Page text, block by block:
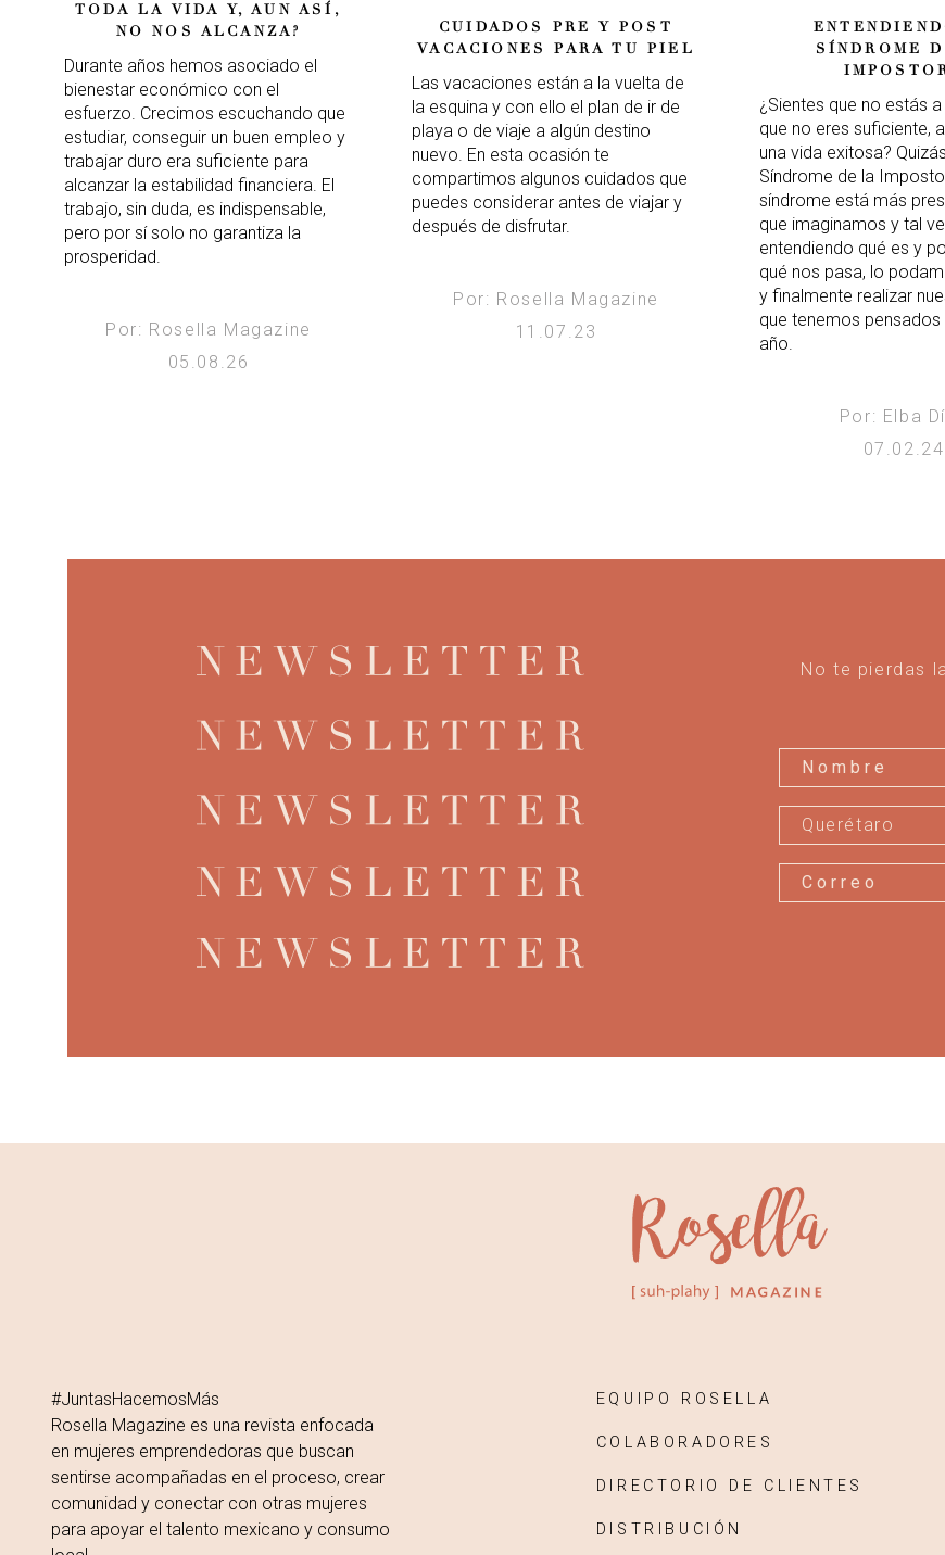
TODA LA VIDA Y, AUN ASÍ,
NO NOS ALCANZA?
Durante años hemos asociado el
bienestar económico con el
esfuerzo. Crecimos escuchando que
estudiar, conseguir un buen empleo y
trabajar duro era suficiente para
alcanzar la estabilidad financiera. El
trabajo, sin duda, es indispensable,
pero por sí solo no garantiza la
prosperidad.
Por: Rosella Magazine
05.08.26
CUIDADOS PRE Y POST
VACACIONES PARA TU PIEL
Las vacaciones están a la vuelta de
la esquina y con ello el plan de ir de
playa o de viaje a algún destino
nuevo. En esta ocasión te
compartimos algunos cuidados que
puedes considerar antes de viajar y
después de disfrutar.
Por: Rosella Magazine
11.07.23
SÍNDROME
¿Sientes que no estás
que no eres suficiente,
una vida exitosa?
Síndrome de la
síndrome está más
que imaginamos y tal
entendiendo qué es y
qué nos pasa, lo
y finalmente realizar
que tenemos pensados
año.
Por: Elba
07.02.24
No te pierdas
Querétaro
#JuntasHacemosMás
Rosella Magazine es una revista enfocada
en mujeres emprendedoras que buscan
sentirse acompañadas en el proceso, crear
comunidad y conectar con otras mujeres
para apoyar el talento mexicano y consumo
EQUIPO ROSELLA
COLABORADORES
DIRECTORIO DE CLIENTES
DISTRIBUCIÓN